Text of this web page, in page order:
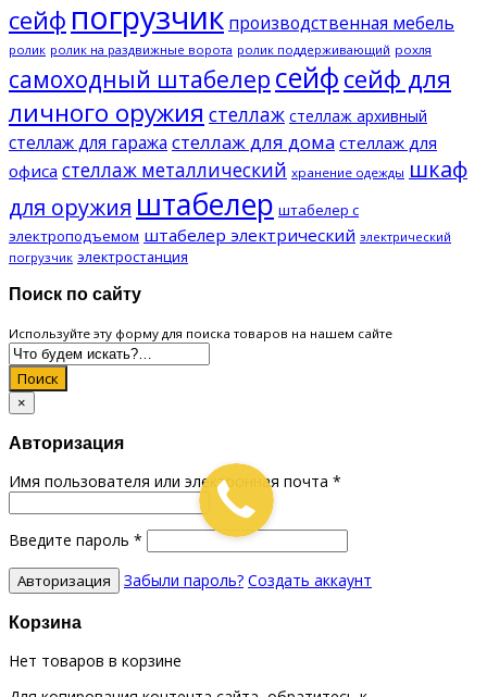
сейф погрузчик производственная мебель
ролик ролик на раздвижные ворота ролик поддерживающий рохля
самоходный штабелер сейфсейф для
личного оружия стеллаж стеллаж архивный
стеллаж для гаража стеллаж для дома стеллаж для
офиса стеллаж металлический хранение одежды шкаф
для оружия штабелер штабелер с
электроподъемом штабелер электрический электрический
погрузчик электростанция
Поиск по сайту
Используйте эту форму для поиска товаров на нашем сайте
Поиск
×
Авторизация
Имя пользователя или электронная почта *
Введите пароль *
Забыли пароль? Создать аккаунт
Корзина
Нет товаров в корзине